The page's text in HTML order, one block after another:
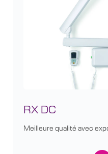
RX DC
Meilleure qualité avec